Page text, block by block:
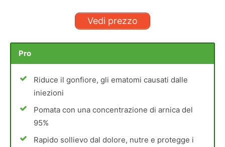
Vedi prezzo
Pro
Riduce il gonfiore, gli ematomi causati dalle
iniezioni
Pomata con una concentrazione di arnica del
95%
Rapido sollievo dal dolore, nutre e protegge i